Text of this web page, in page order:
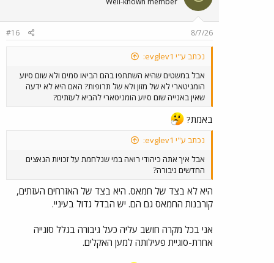
8/7/26
#16
נכתב ע"י evglev1:
אבל במשטים שהיא השתתפו בהם הביאו סמים ולא שום סיוע
הומניטארי לא של מזון ולא של תרופות? האם היא לא ידעה
שאין באנייה שום סיוע הומניטארי להביא לעזתים?
באמת?
נכתב ע"י evglev1:
אבל איך אתה כיהודי רואה במי שנלחמת על זכויות הנאצים
החדשים גיבורה?
היא לא בצד של חמאס. היא בצד של האזרחים העזתים,
קורבנות החמאס גם הם. יש הבדל גדול בעיניי.
אני בכל מקרה חושב עליה כעל גיבורה בגלל סוגייה
אחרת-סוגיית פעילותה למען האקלים.